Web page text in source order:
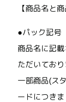
【商品名と
●パック記号
商品名に記
ただいており
一部商品(ス
ードにつき